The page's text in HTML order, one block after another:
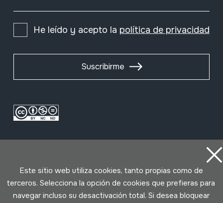
He leído y acepto la política de privacidad
Suscribirme
Condiciones de uso
Política de privacidad
Este sitio web utiliza cookies, tanto propias como de
terceros. Selecciona la opción de cookies que prefieras para
navegar incluso su desactivación total. Si desea bloquear